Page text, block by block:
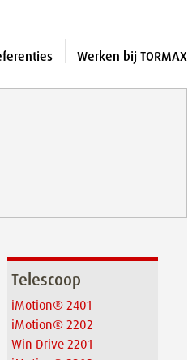
Werken bij TORMAX
Telescoop
iMotion® 2401
iMotion® 2202
Win Drive 2201